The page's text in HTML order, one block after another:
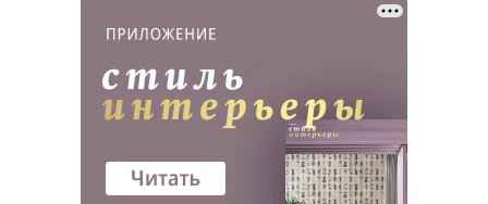
Реклама в «Ъ» www.kommersant.ru/ad